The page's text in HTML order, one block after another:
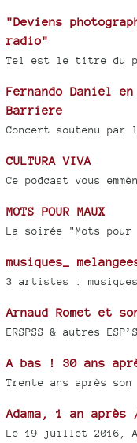
"Deviens
radio"
Tel est le titre du
Fernando Daniel
Barriere
Concert soutenu par
CULTURA VIVA
Ce podcast vous
MOTS POUR MAUX
La soirée "Mots pour
musiques_
3 artistes :
Arnaud Romet et
ERSPSS & autres
A bas ! 30 ans
Trente ans après
Adama, 1 an
Le 19 juillet 2016,